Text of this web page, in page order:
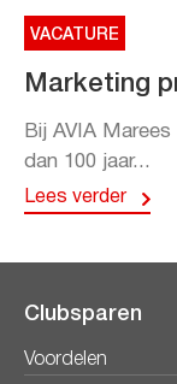
VACATURE
Marketing
Bij AVIA
dan 100 jaar...
Lees verder
Clubsparen
Voordelen